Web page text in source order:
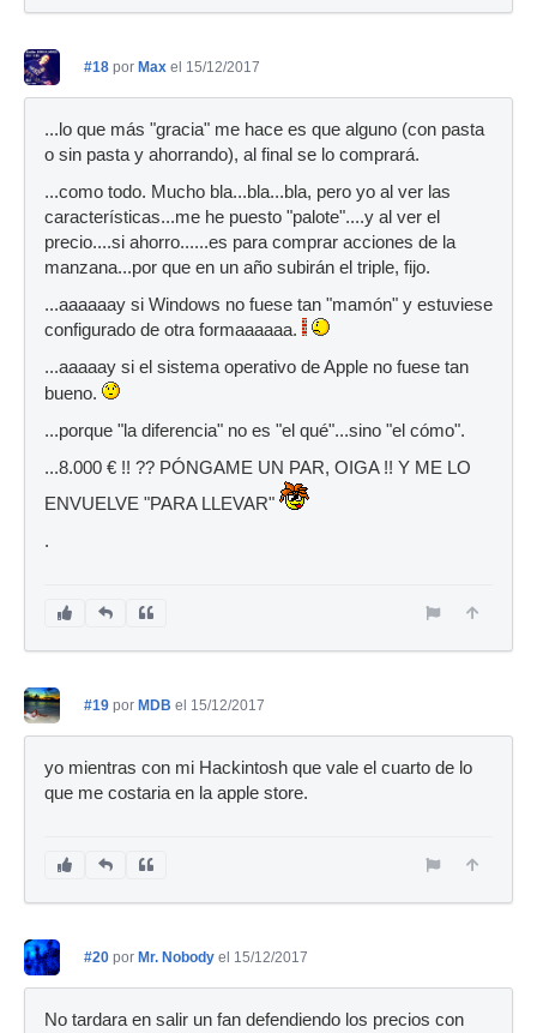
#18 por Max el 15/12/2017
...lo que más "gracia" me hace es que alguno (con pasta
o sin pasta y ahorrando), al final se lo comprará.
...como todo. Mucho bla...bla...bla, pero yo al ver las
características...me he puesto "palote"....y al ver el
precio....si ahorro......es para comprar acciones de la
manzana...por que en un año subirán el triple, fijo.
...aaaaaay si Windows no fuese tan "mamón" y estuviese
configurado de otra formaaaaaa.
...aaaaay si el sistema operativo de Apple no fuese tan
bueno.
...porque "la diferencia" no es "el qué"...sino "el cómo".
...8.000 € !! ?? PÓNGAME UN PAR, OIGA !! Y ME LO
ENVUELVE "PARA LLEVAR"
.
#19 por MDB el 15/12/2017
yo mientras con mi Hackintosh que vale el cuarto de lo
que me costaria en la apple store.
#20 por Mr. Nobody el 15/12/2017
No tardara en salir un fan defendiendo los precios con